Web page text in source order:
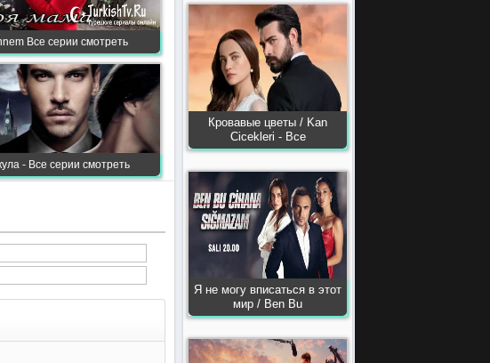
Кровавые цветы / Kan
Сiсekleri - Все
Я не могу вписаться в этот
мир / Ben Bu
Все серии смотреть
- Все серии смотреть